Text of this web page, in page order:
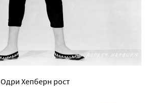
Одри Хепберн рост